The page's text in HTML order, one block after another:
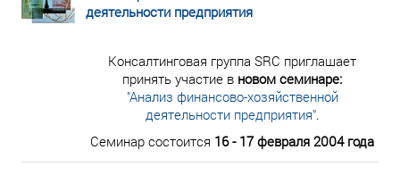
деятельности предприятия
Консалтинговая группа SRC приглашает
принять участие в новом семинаре:
"Анализ финансово-хозяйственной
деятельности предприятия".
Семинар состоится 16 - 17 февраля 2004 года